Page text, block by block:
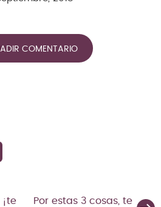
COMENTARIO
Por estas 3 cosas, te